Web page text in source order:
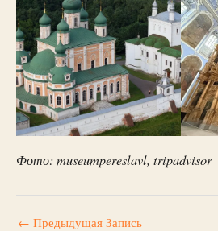
Фото: museumpereslavl, tripadvisor
← Предыдущая Запись